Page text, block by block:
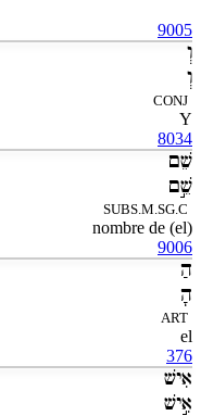
9005
וְ
וְ
CONJ
Y
8034
שֵׁם
שֵׁ֣ם
SUBS.M.SG.C
(el) nombre de
9006
הַ
הָ
ART
el
376
אִישׁ
אִ֣ישׁ